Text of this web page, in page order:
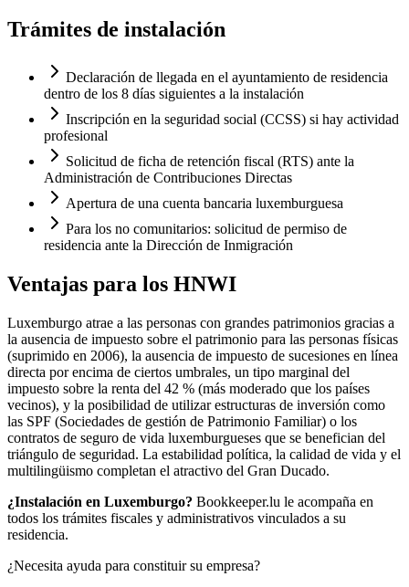
Trámites de instalación
Declaración de llegada en el ayuntamiento de residencia
dentro de los 8 días siguientes a la instalación
Inscripción en la seguridad social (CCSS) si hay actividad
profesional
Solicitud de ficha de retención fiscal (RTS) ante la
Administración de Contribuciones Directas
Apertura de una cuenta bancaria luxemburguesa
Para los no comunitarios: solicitud de permiso de
residencia ante la Dirección de Inmigración
Ventajas para los HNWI
Luxemburgo atrae a las personas con grandes patrimonios gracias a
la ausencia de impuesto sobre el patrimonio para las personas físicas
(suprimido en 2006), la ausencia de impuesto de sucesiones en línea
directa por encima de ciertos umbrales, un tipo marginal del
impuesto sobre la renta del 42 % (más moderado que los países
vecinos), y la posibilidad de utilizar estructuras de inversión como
las SPF (Sociedades de gestión de Patrimonio Familiar) o los
contratos de seguro de vida luxemburgueses que se benefician del
triángulo de seguridad. La estabilidad política, la calidad de vida y el
multilingüismo completan el atractivo del Gran Ducado.
¿Instalación en Luxemburgo? Bookkeeper.lu le acompaña en
todos los trámites fiscales y administrativos vinculados a su
residencia.
¿Necesita ayuda para constituir su empresa?